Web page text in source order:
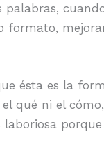
palabras,
ésta es la
qué ni el